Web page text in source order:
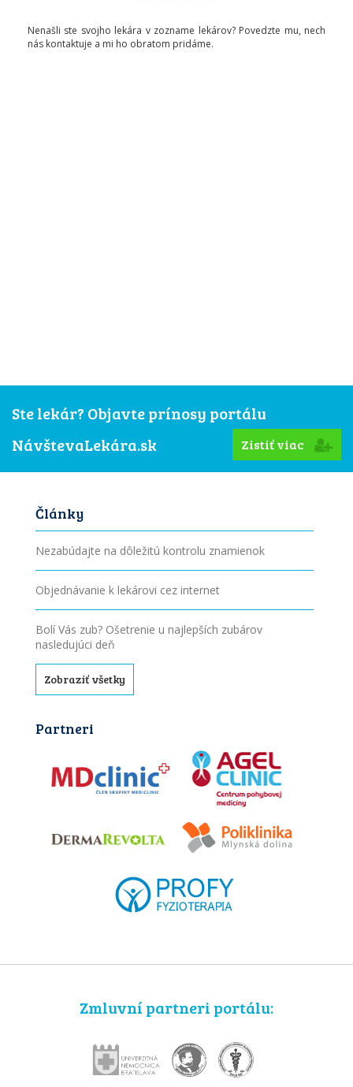
Nenašli ste svojho lekára v zozname lekárov? Povedzte mu, nech
nás kontaktuje a mi ho obratom pridáme.
Ste lekár? Objavte prínosy portálu
NávštevaLekára.sk
Zistiť viac
Články
Nezabúdajte na dôležitú kontrolu znamienok
Objednávanie k lekárovi cez internet
Bolí Vás zub? Ošetrenie u najlepších zubárov
nasledujúci deň
Zobraziť všetky
Partneri
Zmluvní partneri portálu: